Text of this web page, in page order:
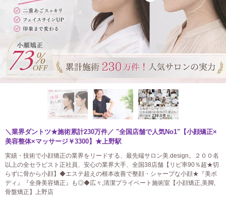
＼業界ダントツ★施術累計230万件／ "全国店舗で人気No1"【小顔矯正×
美容整体×マッサージ￥3300】★上野駅
実績・技術で小顔矯正の業界をリードする、最先端サロン美.design。２００名
以上の全セラピスト正社員、安心の業界大手、全国38店舗【リピ率90％超★切
らずに骨から小顔】◆エステ超えの根本改善で整顔・シャープな小顔★『美ボ
ディ』『全身美容矯正』も◎◆広々,清潔プライベート施術室【小顔矯正,美脚,
骨盤矯正】上野店